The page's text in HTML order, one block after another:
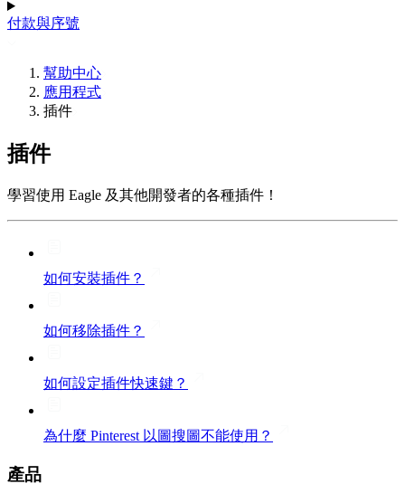
付款與序號
幫助中心
應用程式
插件
插件
學習使用 Eagle 及其他開發者的各種插件！
如何安裝插件？
如何移除插件？
如何設定插件快速鍵？
為什麼 Pinterest 以圖搜圖不能使用？
產品